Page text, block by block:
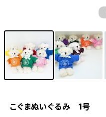
こぐまぬいぐるみ 1号